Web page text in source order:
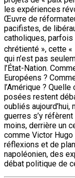
les expériences
Œuvre de
pacifistes, de
catholiques, parfois
chrétienté », cette «
qui n’est pas
l’État-Nation.
Européens ?
l’Amérique ?
posées restent
oubliés
guerres s’y
moins, derrière un
comme Victor
réflexions et de
napoléonien, des
débat politique de